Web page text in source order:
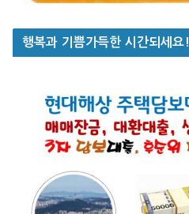
행복과 기쁨가득한 시간되세요!